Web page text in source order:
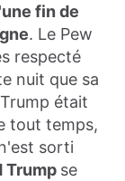
fin de
. Le Pew
respecté
nuit que sa
était
tout temps,
sorti
Trump se